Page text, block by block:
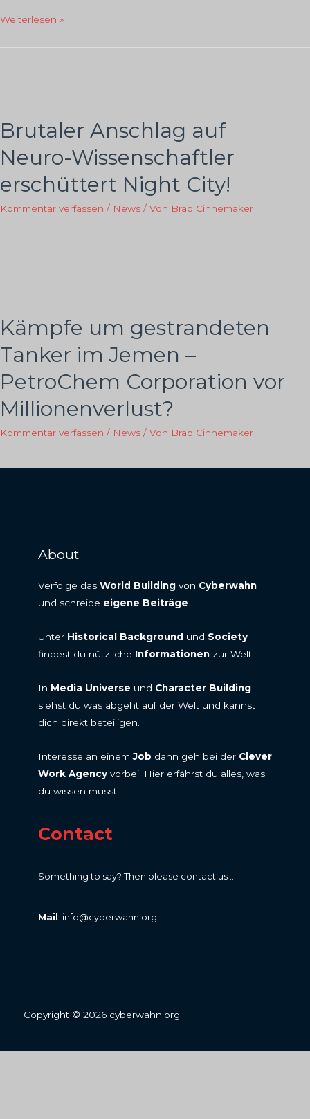
EILMELDUNG
dem
Observer
zugespielt!
Weiterlesen »
Brutaler Anschlag auf
Neuro-Wissenschaftler
erschüttert Night City!
Kommentar verfassen / News / Von Brad Cinnemaker
Kämpfe um gestrandeten
Tanker im Jemen –
PetroChem Corporation vor
Millionenverlust?
Kommentar verfassen / News / Von Brad Cinnemaker
About
Verfolge das World Building von Cyberwahn
und schreibe eigene Beiträge
Unter Historical Background und Society
findest du nützliche Informationen zur Welt.
In Media Universe und Character Building
siehst du was abgeht auf der Welt und kannst
dich direkt beteiligen.
Interesse an einemJob dann geh bei der Clever
Work Agencyvorbei. Hier erfährst du alles, was
du wissen musst.
Contact
Something to say? Then please contact us ...
Mail : info@cyberwahn.org
Copyright © 2026 cyberwahn.org